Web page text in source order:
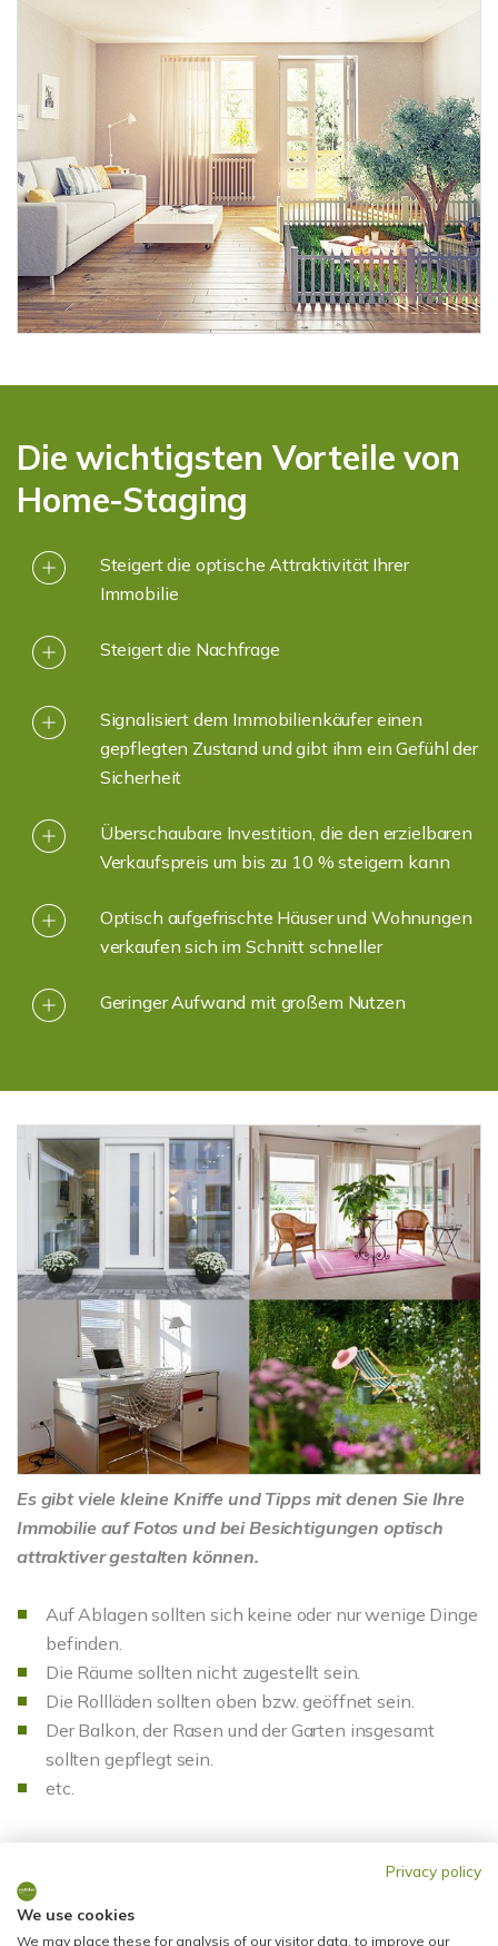
Die wichtigsten Vorteile von
Home-Staging
Steigert die optische Attraktivität Ihrer
Immobilie
Steigert die Nachfrage
Signalisiert dem Immobilienkäufer einen
gepflegten Zustand und gibt ihm ein Gefühl der
Sicherheit
Überschaubare Investition, die den erzielbaren
Verkaufspreis um bis zu 10 % steigern kann
Optisch aufgefrischte Häuser und Wohnungen
verkaufen sich im Schnitt schneller
Geringer Aufwand mit großem Nutzen
Es gibt viele kleine Kniffe und Tipps mit denen Sie Ihre
Immobilie auf Fotos und bei Besichtigungen optisch
attraktiver gestalten können.
Auf Ablagen sollten sich keine oder nur wenige Dinge
befinden.
Die Räume sollten nicht zugestellt sein.
Die Rollläden sollten oben bzw. geöffnet sein.
Der Balkon, der Rasen und der Garten insgesamt
sollten gepflegt sein.
etc.
aufzugreifen:
Privacy policy
We use cookies
We may place these for analysis of our visitor data, to improve our